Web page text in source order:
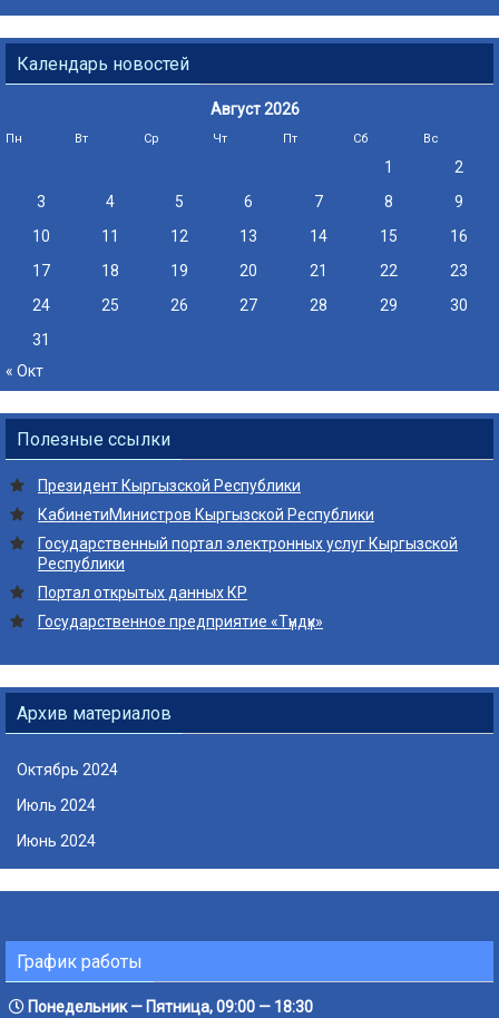
Календарь новостей
Август 2026
Пн Вт Ср Чт Пт Сб Вс
1
2
3
4 5 6 7 8
9
10
11 12 13 14 15
16
17
18 19 20 21 22
23
24
25 26 27 28 29
30
31
« Окт
Полезные ссылки
Президент Кыргызской Республики
КабинетиМинистров Кыргызской Республики
Государственный портал электронных услуг Кыргызской
Республики
Портал открытых данных КР
Государственное предприятие «Түндүк»
Архив материалов
Октябрь 2024
Июль 2024
Июнь 2024
График работы
Понедельник — Пятница, 09:00 — 18:30